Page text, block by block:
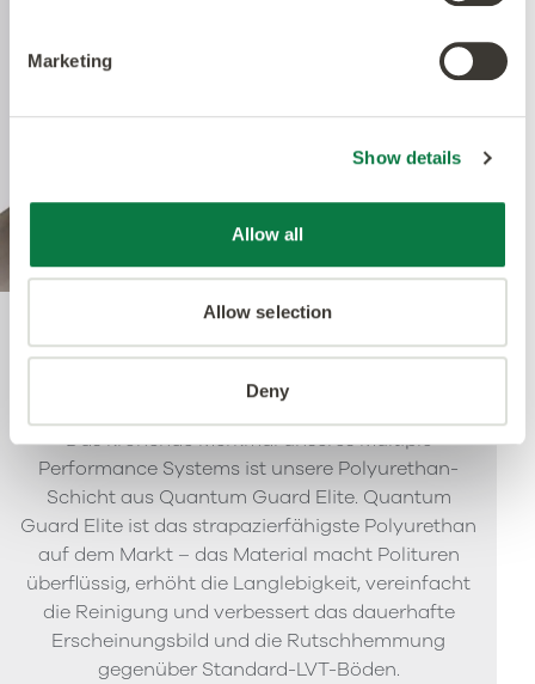
Marketing
Show details
Allow all
Allow selection
Deny
Quantum Guard Elite
Das krönende Merkmal unseres Multiple
Performance Systems ist unsere Polyurethan-
Schicht aus Quantum Guard Elite. Quantum
Guard Elite ist das strapazierfähigste Polyurethan
auf dem Markt – das Material macht Polituren
überflüssig, erhöht die Langlebigkeit, vereinfacht
die Reinigung und verbessert das dauerhafte
Erscheinungsbild und die Rutschhemmung
gegenüber Standard-LVT-Böden.